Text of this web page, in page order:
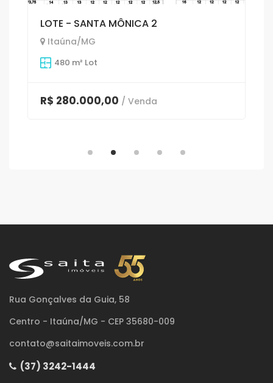
LOTE - SANTA MÔNICA 2
Itaúna/MG
480 m² Lot
R$ 280.000,00 / Venda
Rua Gonçalves da Guia, 58
Centro - Itaúna/MG - CEP 35680-009
contato@saitaimoveis.com.br
(37) 3242-1444